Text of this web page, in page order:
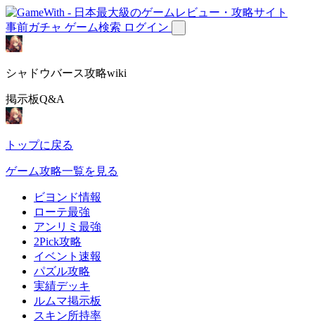
事前ガチャ ゲーム検索 ログイン
シャドウバース攻略wiki
掲示板Q&A
トップに戻る
ゲーム攻略一覧を見る
ビヨンド情報
ローテ最強
アンリミ最強
2Pick攻略
イベント速報
パズル攻略
実績デッキ
ルムマ掲示板
スキン所持率